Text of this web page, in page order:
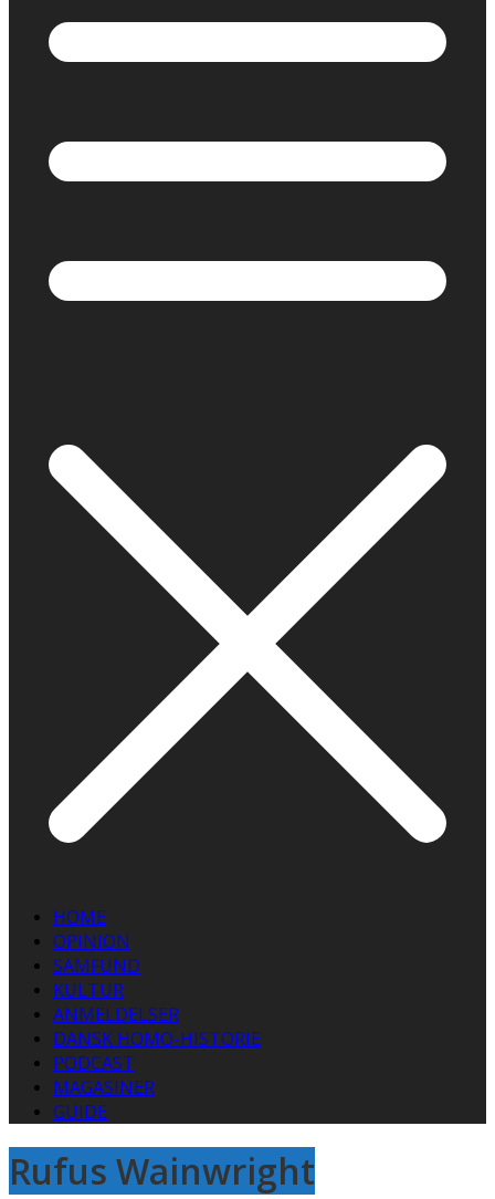
HOME
OPINION
SAMFUND
KULTUR
ANMELDELSER
DANSK HOMO-HISTORIE
PODCAST
MAGASINER
GUIDE
Rufus Wainwright